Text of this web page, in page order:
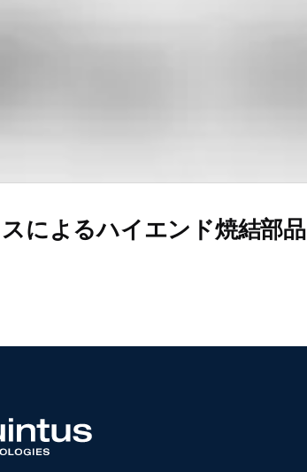
によるハイエンド焼結部品